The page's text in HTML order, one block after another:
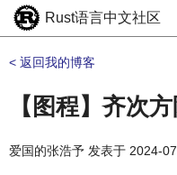
Rust语言中文社区
< 返回我的博客
【图程】齐次
爱国的张浩予 发表于 2024-